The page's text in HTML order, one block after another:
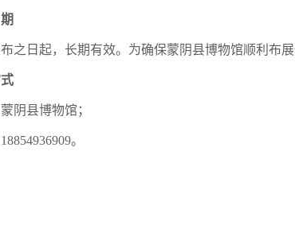
之日起，长期有效。为确保蒙阴县博物馆顺利布
阴县博物馆；
。